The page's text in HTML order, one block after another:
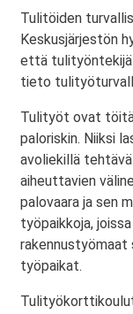
Tulitöiden
Keskusjärjestön
että
tieto
Tulityöt ovat
paloriskin. Niiksi
avoliekillä
aiheuttavien
palovaara ja sen
työpaikkoja,
rakennustyömaat
työpaikat.